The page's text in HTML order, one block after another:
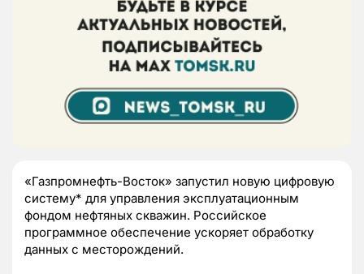
«Газпромнефть-Восток» запустил новую цифровую
систему* для управления эксплуатационным
фондом нефтяных скважин. Российское
программное обеспечение ускоряет обработку
данных с месторождений.